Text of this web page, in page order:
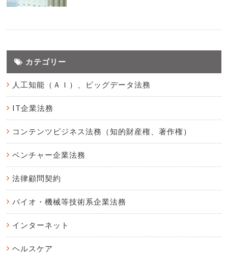
カテゴリー
人工知能（ＡＩ）、ビッグデータ法務
IT企業法務
コンテンツビジネス法務（知的財産権、著作権）
ベンチャー企業法務
法律顧問契約
バイオ・機械等技術系企業法務
インターネット
ヘルスケア